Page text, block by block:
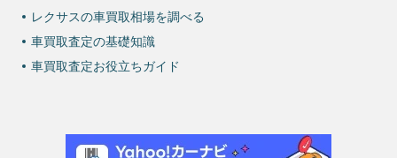
レクサスの車買取相場を調べる
車買取査定の基礎知識
車買取査定お役立ちガイド